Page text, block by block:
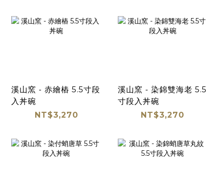
溪山窯 - 赤繪樁 5.5寸段
入丼碗
NT$3,270
溪山窯 - 染錦雙海老 5.5
寸段入丼碗
NT$3,270